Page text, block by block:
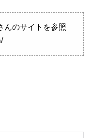
んのサイトを参照